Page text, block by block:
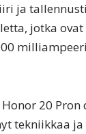
ja
jotka
20
tekniikkaa